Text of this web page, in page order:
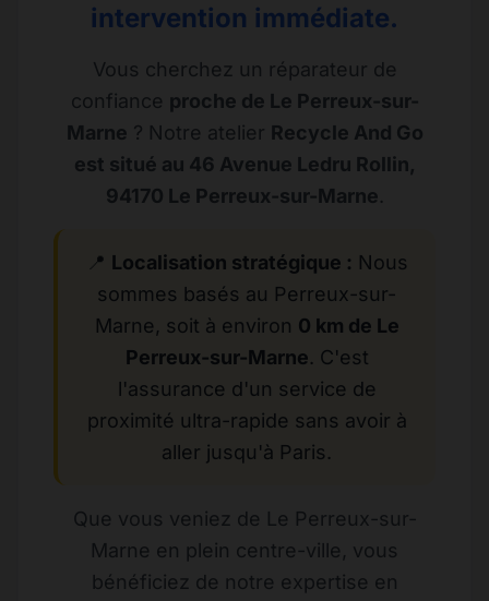
intervention immédiate.
Vous cherchez un réparateur de
confiance proche de Le Perreux-sur-
Marne ? Notre atelier Recycle And Go
est situé au 46 Avenue Ledru Rollin,
94170 Le Perreux-sur-Marne.
📍 Localisation stratégique : Nous
sommes basés au Perreux-sur-
Marne, soit à environ 0 km de Le
Perreux-sur-Marne. C'est
l'assurance d'un service de
proximité ultra-rapide sans avoir à
aller jusqu'à Paris.
Que vous veniez de Le Perreux-sur-
Marne en plein centre-ville, vous
bénéficiez de notre expertise en